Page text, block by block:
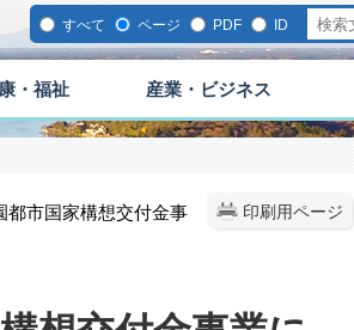
すべて ページ PDF ID
・福祉 産業・ビジネス
印刷用ページ
都市国家構想交付金事